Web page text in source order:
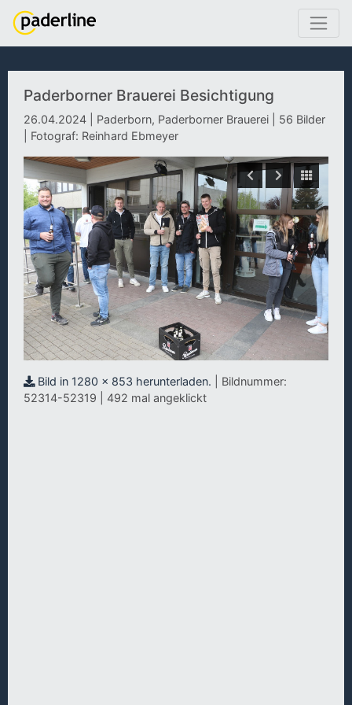
Paderborner Brauerei Besichtigung
26.04.2024 | Paderborn, Paderborner Brauerei | 56 Bilder
| Fotograf: Reinhard Ebmeyer
Bild in 1280 x 853 herunterladen.
| Bildnummer:
52314-52319 | 492 mal angeklickt